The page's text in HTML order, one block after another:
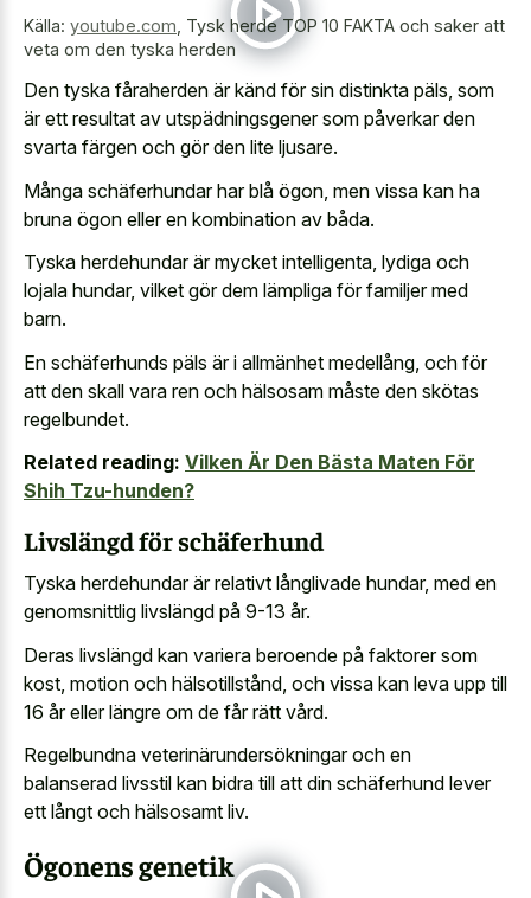
Källa: youtube.com Tysk herde TOP 10 FAKTA och saker att
veta om den tyska herden
Den tyska fåraherden är känd för sin distinkta päls, som
är ett resultat av utspädningsgener som påverkar den
svarta färgen och gör den lite ljusare.
Många schäferhundar har blå ögon, men vissa kan ha
bruna ögon eller en kombination av båda.
Tyska herdehundar är mycket intelligenta, lydiga och
lojala hundar, vilket gör dem lämpliga för familjer med
barn.
En schäferhunds päls är i allmänhet medellång, och för
att den skall vara ren och hälsosam måste den skötas
regelbundet.
Related reading: Vilken Är Den Bästa Maten För
Shih Tzu-hunden?
Livslängd för schäferhund
Tyska herdehundar är relativt långlivade hundar, med en
genomsnittlig livslängd på 9-13 år.
Deras livslängd kan variera beroende på faktorer som
kost, motion och hälsotillstånd, och vissa kan leva upp till
16 år eller längre om de får rätt vård.
Regelbundna veterinärundersökningar och en
balanserad livsstil kan bidra till att din schäferhund lever
ett långt och hälsosamt liv.
Ögonens genetik